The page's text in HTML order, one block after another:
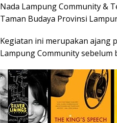
Nada Lampung Community &
Taman Budaya Provinsi
Kegiatan ini merupakan ajang
Lampung Community